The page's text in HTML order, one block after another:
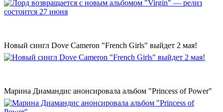
Новый сингл Dove Cameron "French Girls" выйдет 2 мая!
Марина Диамандис анонсировала альбом "Princess of Power"